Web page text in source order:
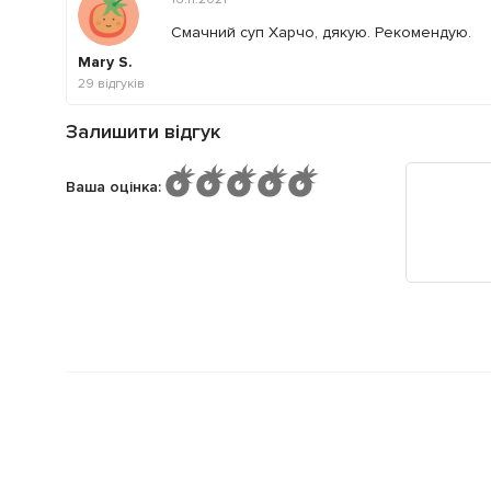
Mary S.
29 відгуків
Смачний суп Харчо, дякую. Рекомендую.
Залишити відгук
Ваша оцінка: